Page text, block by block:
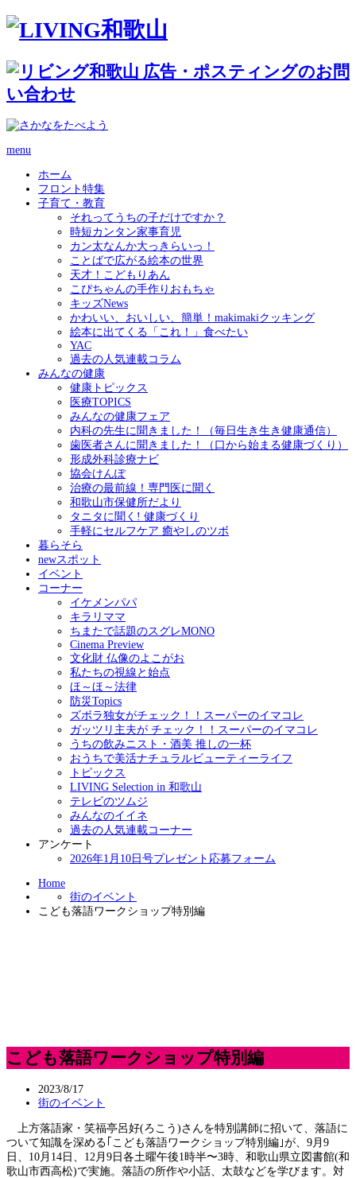
menu
ホーム
フロント特集
子育て・教育
それってうちの子だけですか？
時短カンタン家事育児
カン太なんか大っきらいっ！
ことばで広がる絵本の世界
天才！こどもりあん
こぴちゃんの手作りおもちゃ
キッズNews
かわいい、おいしい、簡単！makimakiクッキング
絵本に出てくる「これ！」食べたい
YAC
過去の人気連載コラム
みんなの健康
健康トピックス
医療TOPICS
みんなの健康フェア
内科の先生に聞きました！（毎日生き生き健康通信）
歯医者さんに聞きました！（口から始まる健康づくり）
形成外科診療ナビ
協会けんぽ
治療の最前線！専門医に聞く
和歌山市保健所だより
タニタに聞く! 健康づくり
手軽にセルフケア 癒やしのツボ
暮らそら
newスポット
イベント
コーナー
イケメンパパ
キラリママ
ちまたで話題のスグレMONO
Cinema Preview
文化財 仏像のよこがお
私たちの視線と始点
ほ～ほ～法律
防災Topics
ズボラ独女がチェック！！スーパーのイマコレ
ガッツリ主夫が チェック！！スーパーのイマコレ
うちの飲みニスト・酒美 推しの一杯
おうちで美活ナチュラルビューティーライフ
トピックス
LIVING Selection in 和歌山
テレビのツムジ
みんなのイイネ
過去の人気連載コーナー
アンケート
2026年1月10日号プレゼント応募フォーム
Home
街のイベント
こども落語ワークショップ特別編
こども落語ワークショップ特別編
2023/8/17
街のイベント
上方落語家・笑福亭呂好(ろこう)さんを特別講師に招いて、落語に
ついて知識を深める｢こども落語ワークショップ特別編｣が、9月9
日、10月14日、12月9日各土曜午後1時半〜3時、和歌山県立図書館(和
歌山市西高松)で実施。落語の所作や小話、太鼓などを学びます。対